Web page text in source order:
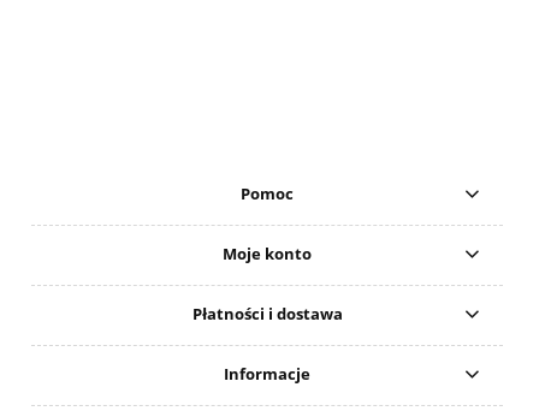
Pomoc
Moje konto
Płatności i dostawa
Informacje